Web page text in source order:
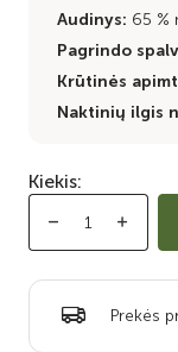
Audinys: 65 %
Pagrindo
Krūtinės
Naktinių ilgis
Kiekis:
Prekės